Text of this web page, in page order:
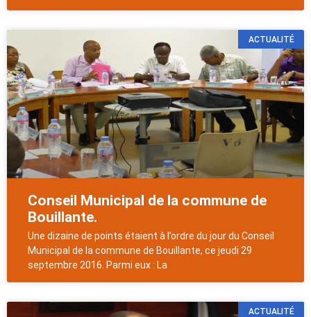
ACTUALITÉ
Conseil Municipal de la commune de
Bouillante.
Une dizaine de points étaient à l’ordre du jour du Conseil
Municipal de la commune de Bouillante, ce jeudi 29
septembre 2016. Parmi eux : La
ACTUALITÉ